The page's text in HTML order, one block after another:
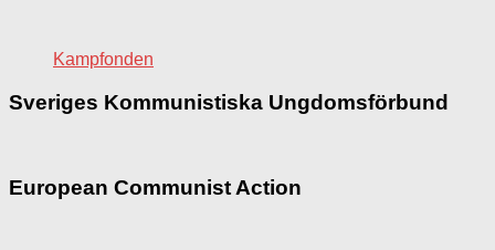
Kampfonden
Sveriges Kommunistiska Ungdomsförbund
European Communist Action